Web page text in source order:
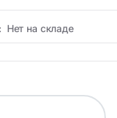
гаджетов
компоненты
Нет на складе